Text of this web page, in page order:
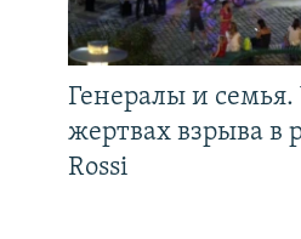
Генералы и семья.
жертвах взрыва в
Rossi